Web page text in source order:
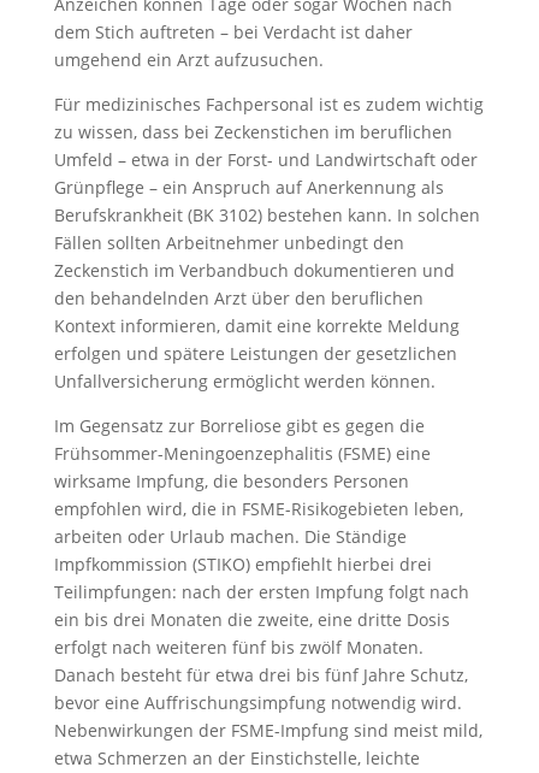
dem Stich auftreten – bei Verdacht ist daher
umgehend ein Arzt aufzusuchen.
Für medizinisches Fachpersonal ist es zudem wichtig
zu wissen, dass bei Zeckenstichen im beruflichen
Umfeld – etwa in der Forst- und Landwirtschaft oder
Grünpflege – ein Anspruch auf Anerkennung als
Berufskrankheit (BK 3102) bestehen kann. In solchen
Fällen sollten Arbeitnehmer unbedingt den
Zeckenstich im Verbandbuch dokumentieren und
den behandelnden Arzt über den beruflichen
Kontext informieren, damit eine korrekte Meldung
erfolgen und spätere Leistungen der gesetzlichen
Unfallversicherung ermöglicht werden können.
Im Gegensatz zur Borreliose gibt es gegen die
Frühsommer-Meningoenzephalitis (FSME) eine
wirksame Impfung, die besonders Personen
empfohlen wird, die in FSME-Risikogebieten leben,
arbeiten oder Urlaub machen. Die Ständige
Impfkommission (STIKO) empfiehlt hierbei drei
Teilimpfungen: nach der ersten Impfung folgt nach
ein bis drei Monaten die zweite, eine dritte Dosis
erfolgt nach weiteren fünf bis zwölf Monaten.
Danach besteht für etwa drei bis fünf Jahre Schutz,
bevor eine Auffrischungsimpfung notwendig wird.
Nebenwirkungen der FSME-Impfung sind meist mild,
etwa Schmerzen an der Einstichstelle, leichte